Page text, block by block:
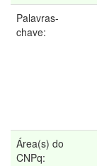
Palavras-
chave:
Área(s) do
CNPq: